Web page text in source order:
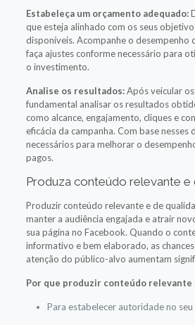
Estabeleça um orçamento adequado:
que esteja alinhado com os seus
disponíveis. Acompanhe o desempenho
faça ajustes conforme necessário para
o investimento.
Analise os resultados:Após veicular os
fundamental analisar os resultados
como alcance, engajamento, cliques e
eficácia da campanha. Com base nesses
necessários para melhorar o
pagos.
Produza conteúdo relevante e
Produzir conteúdo relevante e de
manter a audiência engajada e atrair
sua página no Facebook. Quando o
informativo e bem elaborado, as
atenção do público-alvo aumentam
Por que produzir conteúdo relevante
Para estabelecer autoridade no